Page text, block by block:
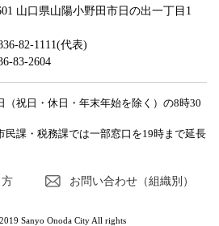
山口県山陽小野田市日の出一丁目1
82-1111(代表)
83-2604
（祝日・休日・年末年始を除く）の8時30
課・税務課では一部窓口を19時まで延長
お問い合わせ（組織別）
Sanyo Onoda City All rights